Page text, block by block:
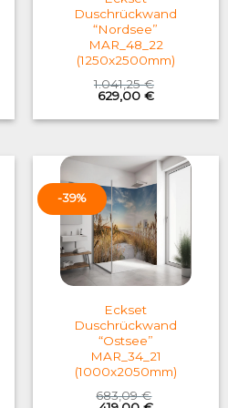
Duschrückwand
“Nordsee”
MAR_48_22
(1250x2500mm)
1.041,25€
Original
price
was:
629,00 €Current
is:
-39%
Eckset
Duschrückwand
“Ostsee”
MAR_34_21
(1000x2050mm)
683,09€